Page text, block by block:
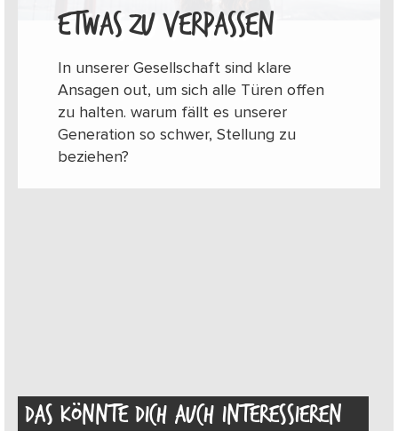
TWAS ZU VERPASSEN
In unserer Gesellschaft sind klare
Ansagen out, um sich alle Türen offen
zu halten. warum fällt es unserer
Generation so schwer, Stellung zu
beziehen?
DAS KÖNNTE DICH AUCH INTERESSIEREN